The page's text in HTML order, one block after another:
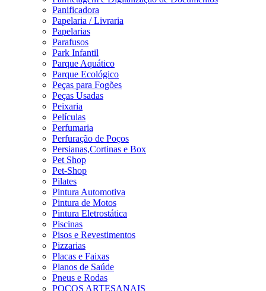
Panificadora
Papelaria / Livraria
Papelarias
Parafusos
Park Infantil
Parque Aquático
Parque Ecológico
Peças para Fogões
Peças Usadas
Peixaria
Películas
Perfumaria
Perfuração de Poços
Persianas,Cortinas e Box
Pet Shop
Pet-Shop
Pilates
Pintura Automotiva
Pintura de Motos
Pintura Eletrostática
Piscinas
Pisos e Revestimentos
Pizzarias
Placas e Faixas
Planos de Saúde
Pneus e Rodas
POÇOS ARTESANAIS